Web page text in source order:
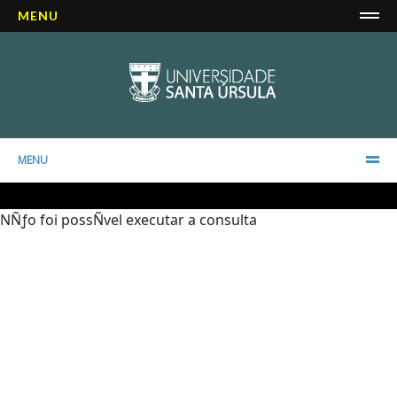
MENU
MENU
NÑƒo foi possÑvel executar a consulta